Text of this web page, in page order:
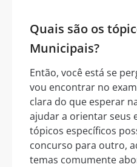
Quais são os
Municipais?
Então, você está se
vou encontrar no
clara do que esperar
ajudar a orientar seus
tópicos específicos
concurso para outro,
temas comumente